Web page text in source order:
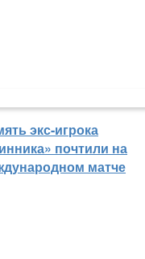
экс-игрока
почтили на
матче